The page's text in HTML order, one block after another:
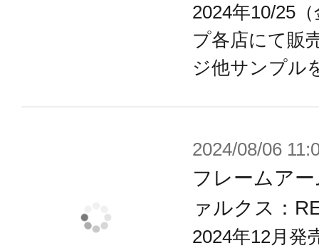
2024年10/25
プ各店にて販
ジ他サンプル
2024/08/06
フレームア
ァルクス：
2024年12月発